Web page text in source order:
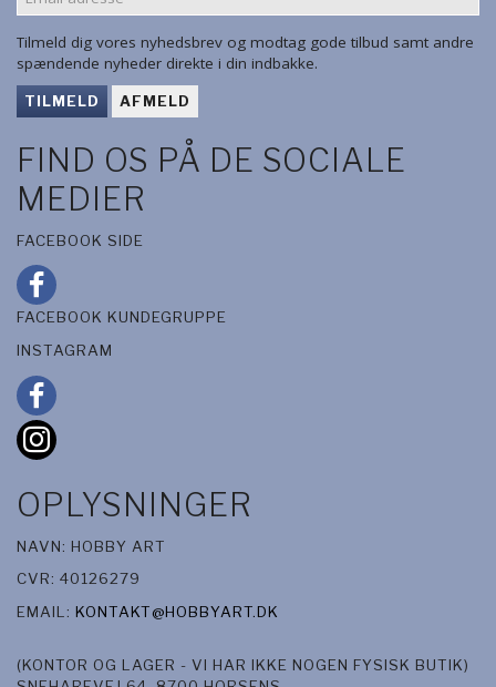
ADRESSE
Tilmeld dig vores nyhedsbrev og modtag gode tilbud samt andre
spændende nyheder direkte i din indbakke.
TILMELD AFMELD
FIND OS PÅ DE SOCIALE
MEDIER
FACEBOOK SIDE
FACEBOOK KUNDEGRUPPE
INSTAGRAM
OPLYSNINGER
NAVN: HOBBY ART
CVR: 40126279
EMAIL: KONTAKT@HOBBYART.DK
(KONTOR OG LAGER - VI HAR IKKE NOGEN FYSISK BUTIK)